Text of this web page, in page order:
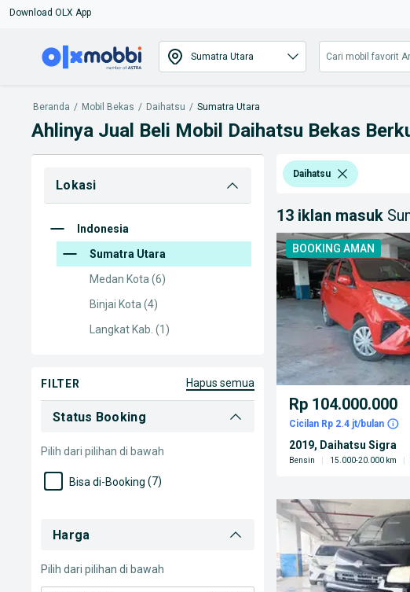
Download OLX App
Beranda / Mobil Bekas / Daihatsu / Sumatra Utara
Ahlinya Jual Beli Mobil Daihatsu Bekas
Lokasi
Indonesia
Sumatra Utara
Medan Kota (6)
Binjai Kota (4)
Langkat Kab. (1)
FILTER hapus semua
Status Booking
Pilih dari pilihan di bawah
Bisa di-Booking (7)
Harga
Pilih dari pilihan di bawah
Daihatsu
13 iklan masuk
BOOKING AMAN
Rp 104.000.000
Cicilan Rp 2.4 jt/bulan
2019, Daihatsu Sigra
Bensin 15.000-20.000 km